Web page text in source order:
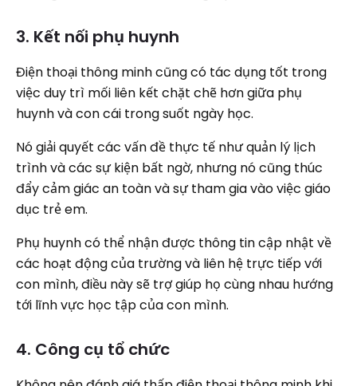
3. Kết nối phụ huynh
Điện thoại thông minh cũng có tác dụng tốt trong
việc duy trì mối liên kết chặt chẽ hơn giữa phụ
huynh và con cái trong suốt ngày học.
Nó giải quyết các vấn đề thực tế như quản lý lịch
trình và các sự kiện bất ngờ, nhưng nó cũng thúc
đẩy cảm giác an toàn và sự tham gia vào việc giáo
dục trẻ em.
Phụ huynh có thể nhận được thông tin cập nhật về
các hoạt động của trường và liên hệ trực tiếp với
con mình, điều này sẽ trợ giúp họ cùng nhau hướng
tới lĩnh vực học tập của con mình.
4. Công cụ tổ chức